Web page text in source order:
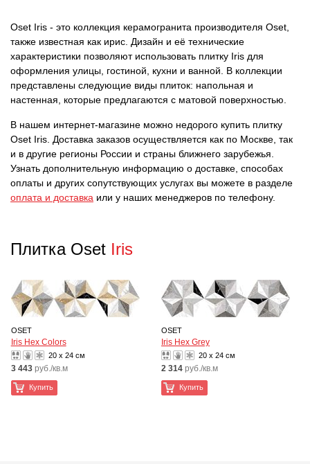
Oset Iris - это коллекция керамогранита производителя Oset,
также известная как ирис. Дизайн и её технические
характеристики позволяют использовать плитку Iris для
оформления улицы, гостиной, кухни и ванной. В коллекции
представлены следующие виды плиток: напольная и
настенная, которые предлагаются с матовой поверхностью.
В нашем интернет-магазине можно недорого купить плитку
Oset Iris. Доставка заказов осуществляется как по Москве, так
и в другие регионы России и страны ближнего зарубежья.
Узнать дополнительную информацию о доставке, способах
оплаты и других сопутствующих услугах вы можете в разделе
оплата и доставка или у наших менеджеров по телефону.
Плитка Oset Iris
OSET
Iris Hex Colors
20 x 24 см
3 443 руб./кв.м
Купить
OSET
Iris Hex Grey
20 x 24 см
2 314 руб./кв.м
Купить